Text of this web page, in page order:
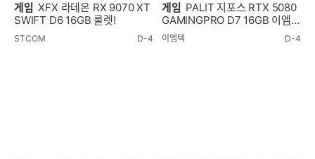
게임 XFX 라데온 RX 9070 XT
SWIFT D6 16GB 룰렛!
STCOM D-4
게임 PALIT 지포스 RTX 5080
GAMINGPRO D7 16GB 이엠텍
룰렛!
이엠텍 D-4